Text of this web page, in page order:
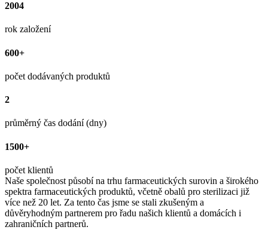
2004
rok založení
600+
počet dodávaných produktů
2
průměrný čas dodání (dny)
1500+
počet klientů
Naše společnost působí na trhu farmaceutických surovin a širokého
spektra farmaceutických produktů, včetně obalů pro sterilizaci již
více než 20 let. Za tento čas jsme se stali zkušeným a
důvěryhodným partnerem pro řadu našich klientů a domácích i
zahraničních partnerů.